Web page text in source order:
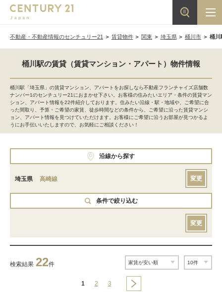
不動産・不動産情報のセンチュリー21 賃貸物件 関東 埼玉県 桶川市 桶川
桶川駅の賃貸（賃貸マンション・アパート）物件情報
桶川駅「埼玉県」の賃貸マンション、アパートをお探しなら不動産フランチャイズ店舗数
ナンバー1のセンチュリー21におまかせ下さい。お客様の住みたいエリア・条件の賃貸マン
ション、アパート情報を22件紹介しております。住みたい沿線・駅・地域や、ご希望に合
った間取り、予算・ご希望の家賃、徒歩時間などの条件から、ご希望に沿った賃貸マンシ
ョン、アパート情報を見つけていただけます。お客様にご希望に沿うお部屋が見つかるよ
うにお手伝いいたしますので、お気軽にご相談ください！
沿線から探す
埼玉県 高崎線 変更
条件で絞り込む
変更
検索結果 22件
1 2 3